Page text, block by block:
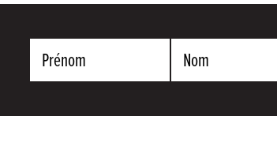
Prénom Nom